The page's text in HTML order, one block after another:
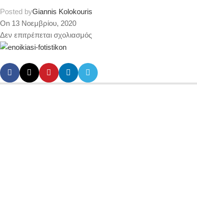
Posted byGiannis Kolokouris
On 13 Νοεμβρίου, 2020
Δεν επιτρέπεται σχολιασμός